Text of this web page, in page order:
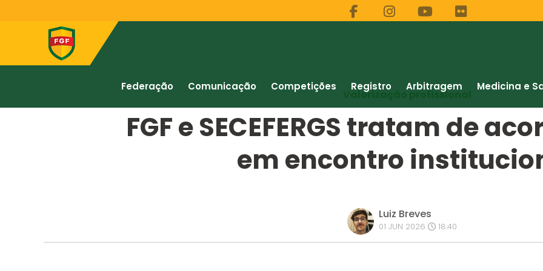
Federação Comunicação Competições Registro Arbitragem Medicina e
Valorização profissional
FGF e SECEFERGS tratam de
em encontro
Luiz Breves
01 JUN 2026 18:40